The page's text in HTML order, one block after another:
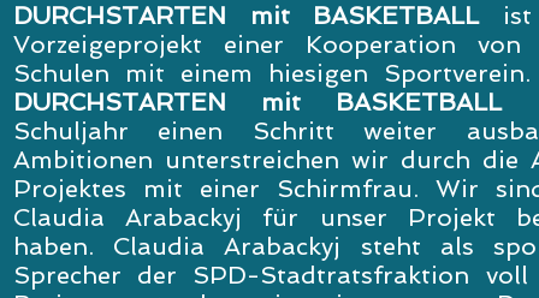
DURCHSTARTEN mit BASKETBALList
Vorzeigeprojekt einer Kooperation von
Schulen mit einem hiesigen
DURCHSTARTEN mit BASKETBALL
Schuljahr einen Schritt weiter
Ambitionen unterstreichen wir durch die
Projektes mit einer Schirmfrau. Wir
Claudia Arabackyj für unser Projekt
haben. Claudia Arabackyj steht als
Sprecher der SPD-Stadtratsfraktion